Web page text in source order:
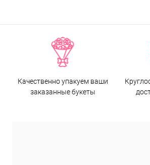
Качественно упакуем ваши
заказанные букеты